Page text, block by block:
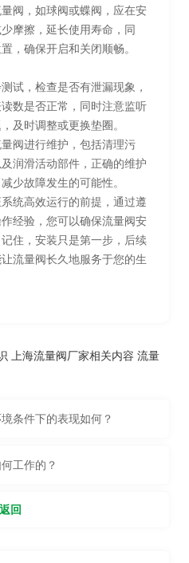
阀，如球阀或蝶阀，应在安
摩擦，延长使用寿命，同
，确保开启和关闭顺畅。
试，检查是否有泄漏现象，
数是否正常，同时注意监听
及时调整或更换垫圈。
阀进行维护，包括清理污
润滑活动部件，正确的维护
少故障发生的可能性。
统高效运行的前提，通过遵
经验，您可以确保流量阀安
住，安装只是第一步，后续
流量阀长久地服务于您的生
上海流量阀厂家相关内容 流量
条件下的表现如何？
工作的？
返回